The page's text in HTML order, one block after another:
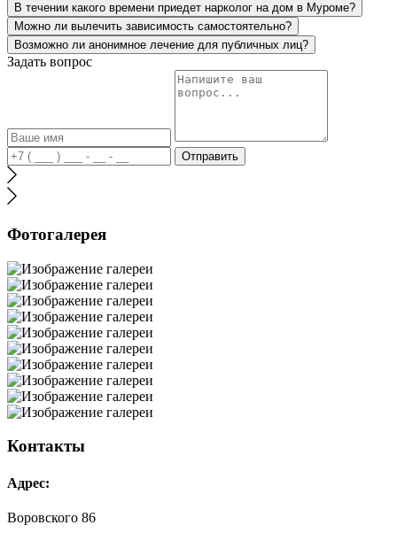
В течении какого времени приедет нарколог на дом в Муроме?
Можно ли вылечить зависимость самостоятельно?
Возможно ли анонимное лечение для публичных лиц?
Задать вопрос
Отправить
Фотогалерея
Контакты
Адрес:
Воровского 86